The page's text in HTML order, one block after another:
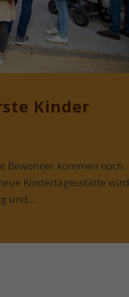
Kinder
Bewohner kommen noch.
Kindertagesstätte wird
und...